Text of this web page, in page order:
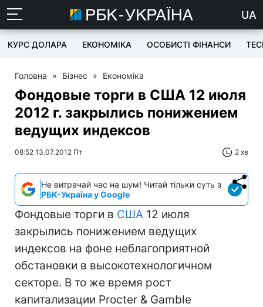
UA
КУРС ДОЛАРА ЕКОНОМІКА ОСОБИСТІ ФІНАНСИ
Головна » Бізнес » Економіка
Фондовые торги в США 12 июля
2012 г. закрылись понижением
ведущих индексов
08:52 13.07.2012 Пт 2 хв
Не витрачай час на шум! Читай тільки суть з
РБК-Україна у Google
Фондовые торги в США 12 июля
закрылись понижением ведущих
индексов на фоне неблагоприятной
обстановки в высокотехнологичном
секторе. В то же время рост
капитализации Procter & Gamble